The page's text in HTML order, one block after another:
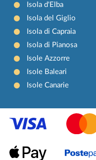
Isola d'Elba
Isola del Giglio
Isola di Capraia
Isola di Pianosa
Isole Azzorre
Isole Baleari
Isole Canarie